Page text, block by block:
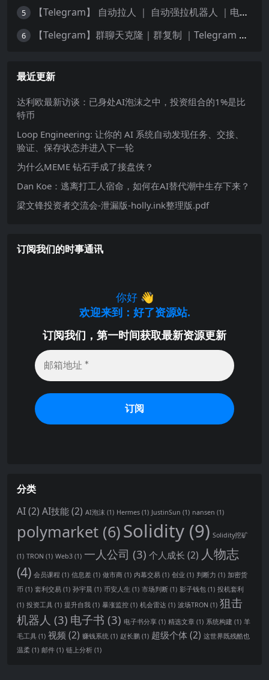
5 【Telegram】 自动拉人 ｜ 自动强拉机器人 ｜电报群拉人Bot🤖️
6 【Telegram】群聊天克隆｜群复制 ｜Telegram 历史记录转发
最近更新
达利欧最新访谈：已身处AI泡沫之中，投资组合的1%是比
特币
Loop Engineering: 让你的 AI 系统自动发现任务、交接、
验证、保存状态并进入下一轮
为什么MEME 钻石手成了接盘侠？
Dan Koe：逃离打工人宿命，如何在AI替代潮中生存下来？
梁文锋投资者交流会-泄漏版-holly.ink整理版.pdf
订阅我们的时事通讯
你好👋
欢迎来到：好了资源站.
订阅我们，第一时间获取最新资源更新
分类
AI(2) AI技能(2) AI泡沫 (1) Hermes (1) JustinSun (1) nansen (1)
polymarket (6)Solidity (9) Solidity挖矿
(1) TRON (1) Web3 (1) 一人公司 (3) 个人成长 (2) 人物志
(4) 会员课程 (1) 信息差 (1) 做市商 (1) 内幕交易 (1) 创业 (1) 判断力 (1) 加密货
币 (1) 套利交易 (1) 孙宇晨 (1) 币安人生 (1) 市场判断 (1) 影子钱包 (1) 投机套利
(1) 投资工具 (1) 提升自我 (1) 暴涨监控 (1) 机会雷达 (1) 波场TRON (1) 狙击
机器人 (3) 电子书 (3) 电子书分享 (1) 精选文章 (1) 系统构建 (1) 羊
毛工具 (1) 视频 (2) 赚钱系统 (1) 赵长鹏 (1) 超级个体(2) 这世界既残酷也
温柔 (1) 邮件 (1) 链上分析 (1)